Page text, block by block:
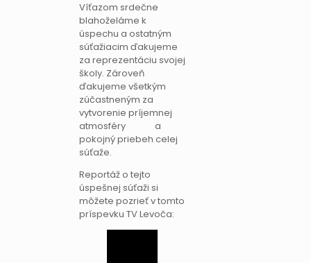
Víťazom srdečne
blahoželáme k
úspechu a ostatným
súťažiacim ďakujeme
za reprezentáciu svojej
školy. Zároveň
ďakujeme všetkým
zúčastneným za
vytvorenie príjemnej
atmosféry a
pokojný priebeh celej
súťaže.
Reportáž o tejto
úspešnej súťaži si
môžete pozrieť v tomto
príspevku TV Levoča: